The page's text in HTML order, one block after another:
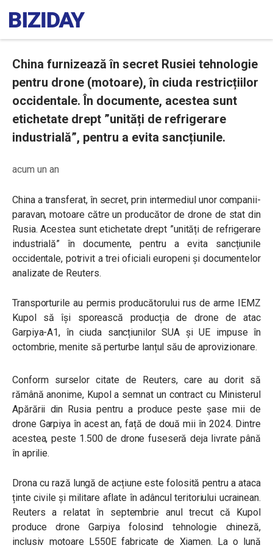
China furnizează în secret Rusiei tehnologie
pentru drone (motoare), în ciuda restricțiilor
occidentale. În documente, acestea sunt
etichetate drept ”unități de refrigerare
industrială”, pentru a evita sancțiunile.
acum un an
China a transferat, în secret, prin intermediul unor companii-
paravan, motoare către un producător de drone de stat din
Rusia. Acestea sunt etichetate drept ”unități de refrigerare
industrială” în documente, pentru a evita sancțiunile
occidentale, potrivit a trei oficiali europeni și documentelor
analizate de Reuters.
Transporturile au permis producătorului rus de arme IEMZ
Kupol să își sporească producția de drone de atac
Garpiya-A1, în ciuda sancțiunilor SUA și UE impuse în
octombrie, menite să perturbe lanțul său de aprovizionare.
Conform surselor citate de Reuters, care au dorit să
rămână anonime, Kupol a semnat un contract cu Ministerul
Apărării din Rusia pentru a produce peste șase mii de
drone Garpiya în acest an, față de două mii în 2024. Dintre
acestea, peste 1.500 de drone fuseseră deja livrate până
în aprilie.
Drona cu rază lungă de acțiune este folosită pentru a ataca
ținte civile și militare aflate în adâncul teritoriului ucrainean.
Reuters a relatat în septembrie anul trecut că Kupol
produce drone Garpiya folosind tehnologie chineză,
inclusiv motoare L550E fabricate de Xiamen. La o lună